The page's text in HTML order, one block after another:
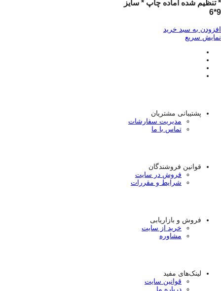
* تنظیم شده آماده چاپ * سایز
9*6
افزودن به سبد خرید
نمایش سریع
پشتیبانی مشتریان
مدیریت سفارشات
تماس با ما
قوانین فروشندگان
فروش در سایت
شرایط و مقررات
فروش و بازاریابی
خرید از سایت
مشاوره
لینک‌های مفید
قوانین سایت
درباره ما